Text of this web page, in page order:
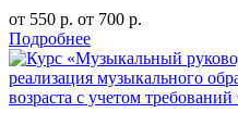
от 550 р. от 700 р.
Подробнее